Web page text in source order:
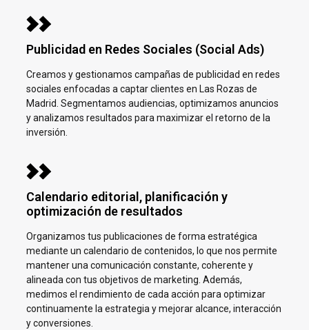
Publicidad en Redes Sociales (Social Ads)
Creamos y gestionamos campañas de publicidad en redes
sociales enfocadas a captar clientes en Las Rozas de
Madrid. Segmentamos audiencias, optimizamos anuncios
y analizamos resultados para maximizar el retorno de la
inversión.
Calendario editorial, planificación y
optimización de resultados
Organizamos tus publicaciones de forma estratégica
mediante un calendario de contenidos, lo que nos permite
mantener una comunicación constante, coherente y
alineada con tus objetivos de marketing. Además,
medimos el rendimiento de cada acción para optimizar
continuamente la estrategia y mejorar alcance, interacción
y conversiones.